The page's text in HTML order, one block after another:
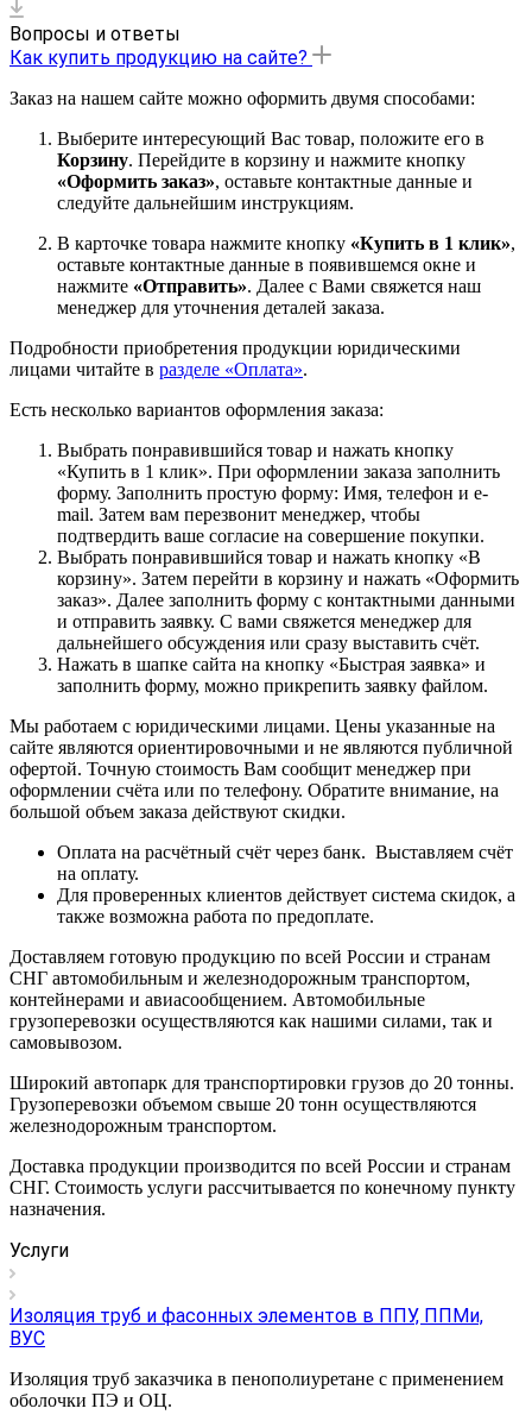
Вопросы и ответы
Как купить продукцию на сайте?
Заказ на нашем сайте можно оформить двумя способами:
Выберите интересующий Вас товар, положите его в
Корзину. Перейдите в корзину и нажмите кнопку
«Оформить заказ», оставьте контактные данные и
следуйте дальнейшим инструкциям.
В карточке товара нажмите кнопку «Купить в 1 клик»,
оставьте контактные данные в появившемся окне и
нажмите «Отправить». Далее с Вами свяжется наш
менеджер для уточнения деталей заказа.
Подробности приобретения продукции юридическими
лицами читайте в разделе «Оплата».
Есть несколько вариантов оформления заказа:
Выбрать понравившийся товар и нажать кнопку
«Купить в 1 клик». При оформлении заказа заполнить
форму. Заполнить простую форму: Имя, телефон и e-
mail. Затем вам перезвонит менеджер, чтобы
подтвердить ваше согласие на совершение покупки.
Выбрать понравившийся товар и нажать кнопку «В
корзину». Затем перейти в корзину и нажать «Оформить
заказ». Далее заполнить форму с контактными данными
и отправить заявку. С вами свяжется менеджер для
дальнейшего обсуждения или сразу выставить счёт.
Нажать в шапке сайта на кнопку «Быстрая заявка» и
заполнить форму, можно прикрепить заявку файлом.
Мы работаем с юридическими лицами. Цены указанные на
сайте являются ориентировочными и не являются публичной
офертой. Точную стоимость Вам сообщит менеджер при
оформлении счёта или по телефону. Обратите внимание, на
большой объем заказа действуют скидки.
Оплата на расчётный счёт через банк. Выставляем счёт
на оплату.
Для проверенных клиентов действует система скидок, а
также возможна работа по предоплате.
Доставляем готовую продукцию по всей России и странам
СНГ автомобильным и железнодорожным транспортом,
контейнерами и авиасообщением. Автомобильные
грузоперевозки осуществляются как нашими силами, так и
самовывозом.
Широкий автопарк для транспортировки грузов до 20 тонны.
Грузоперевозки объемом свыше 20 тонн осуществляются
железнодорожным транспортом.
Доставка продукции производится по всей России и странам
СНГ. Стоимость услуги рассчитывается по конечному пункту
назначения.
Услуги
Изоляция труб и фасонных элементов в ППУ, ППМи,
ВУС
Изоляция труб заказчика в пенополиуретане с применением
оболочки ПЭ и ОЦ.